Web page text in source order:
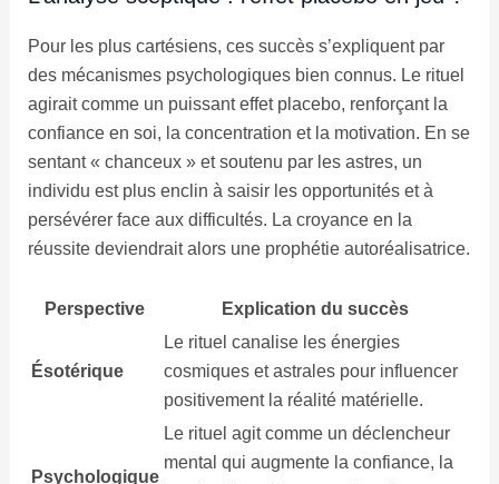
Pour les plus cartésiens, ces succès s’expliquent par
des mécanismes psychologiques bien connus. Le rituel
agirait comme un puissant effet placebo, renforçant la
confiance en soi, la concentration et la motivation. En se
sentant « chanceux » et soutenu par les astres, un
individu est plus enclin à saisir les opportunités et à
persévérer face aux difficultés. La croyance en la
réussite deviendrait alors une prophétie autoréalisatrice.
Perspective Explication du succès
Ésotérique
Le rituel canalise les énergies
cosmiques et astrales pour influencer
positivement la réalité matérielle.
Psychologique
Le rituel agit comme un déclencheur
mental qui augmente la confiance, la